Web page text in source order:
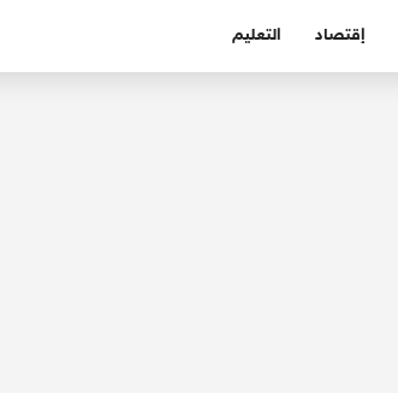
إقتصاد التعليم